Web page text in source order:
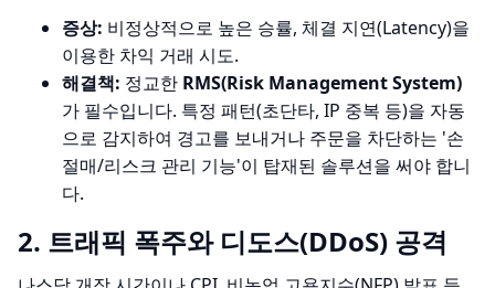
증상: 비정상적으로 높은 승률, 체결 지연(Latency)을
이용한 차익 거래 시도.
해결책: 정교한 RMS(Risk Management System)
가 필수입니다. 특정 패턴(초단타, IP 중복 등)을 자동
으로 감지하여 경고를 보내거나 주문을 차단하는 '손
절매/리스크 관리 기능'이 탑재된 솔루션을 써야 합니
다.
2. 트래픽 폭주와 디도스(DDoS) 공격